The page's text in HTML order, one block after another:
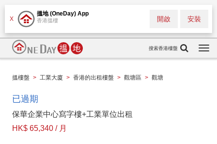
X
搵地 (OneDay) App
香港搵樓 安裝
開啟
搜索香港樓盤
搵樓盤 > 工業大廈 > 香港的出租樓盤 > 觀塘區 > 觀塘
已過期
保華企業中心寫字樓+工業單位出租
HK$ 65,340 / 月